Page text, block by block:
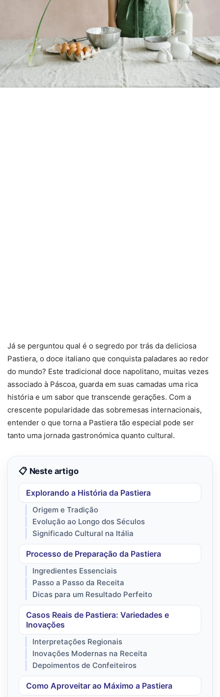
Já se perguntou qual é o segredo por trás da deliciosa
Pastiera, o doce italiano que conquista paladares ao redor
do mundo? Este tradicional doce napolitano, muitas vezes
associado à Páscoa, guarda em suas camadas uma rica
história e um sabor que transcende gerações. Com a
crescente popularidade das sobremesas internacionais,
entender o que torna a Pastiera tão especial pode ser
tanto uma jornada gastronómica quanto cultural.
📋 Neste artigo
Explorando a História da Pastiera
Origem e Tradição
Evolução ao Longo dos Séculos
Significado Cultural na Itália
Processo de Preparação da Pastiera
Ingredientes Essenciais
Passo a Passo da Receita
Dicas para um Resultado Perfeito
Casos Reais de Pastiera: Variedades e
Inovações
Interpretações Regionais
Inovações Modernas na Receita
Depoimentos de Confeiteiros
Como Aproveitar ao Máximo a Pastiera